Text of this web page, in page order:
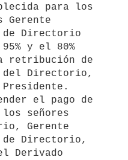
para los
Gerente
de Directorio
y el 80%
retribución de
del Directorio,
el pago de
señores
Gerente
de Directorio,
Derivado